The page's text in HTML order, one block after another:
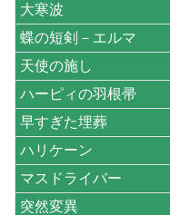
大寒波
蝶の短剣－エルマ
天使の施し
ハーピィの羽根帚
早すぎた埋葬
ハリケーン
マスドライバー
突然変異